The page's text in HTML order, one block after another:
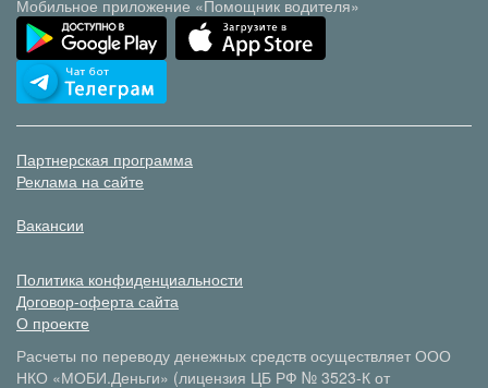
Мобильное приложение «Помощник водителя»
Партнерская программа
Реклама на сайте
Вакансии
Политика конфиденциальности
Договор-оферта сайта
О проекте
Расчеты по переводу денежных средств осуществляет ООО
НКО «МОБИ.Деньги» (лицензия ЦБ РФ № 3523-К от